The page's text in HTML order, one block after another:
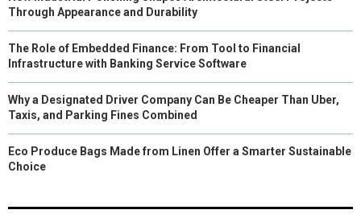
Through Appearance and Durability
The Role of Embedded Finance: From Tool to Financial
Infrastructure with Banking Service Software
Why a Designated Driver Company Can Be Cheaper Than Uber,
Taxis, and Parking Fines Combined
Eco Produce Bags Made from Linen Offer a Smarter Sustainable
Choice